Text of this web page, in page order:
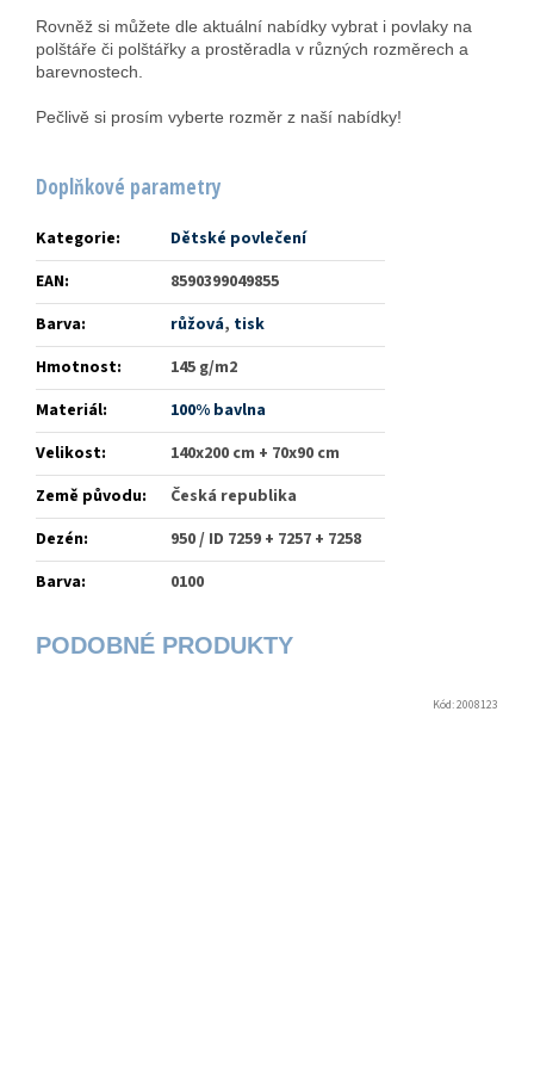
Rovněž si můžete dle aktuální nabídky vybrat i povlaky na
polštáře či polštářky a prostěradla v různých rozměrech a
barevnostech.
Pečlivě si prosím vyberte rozměr z naší nabídky!
Doplňkové parametry
Kategorie:
Dětské povlečení
EAN:
8590399049855
Barva: růžová, tisk
Hmotnost:
145 g/m2
Materiál:
100% bavlna
Velikost:
140x200 cm + 70x90 cm
Země původu:
Česká republika
Dezén:
950 / ID 7259 + 7257 + 7258
Barva: 0100
Kód:2008123